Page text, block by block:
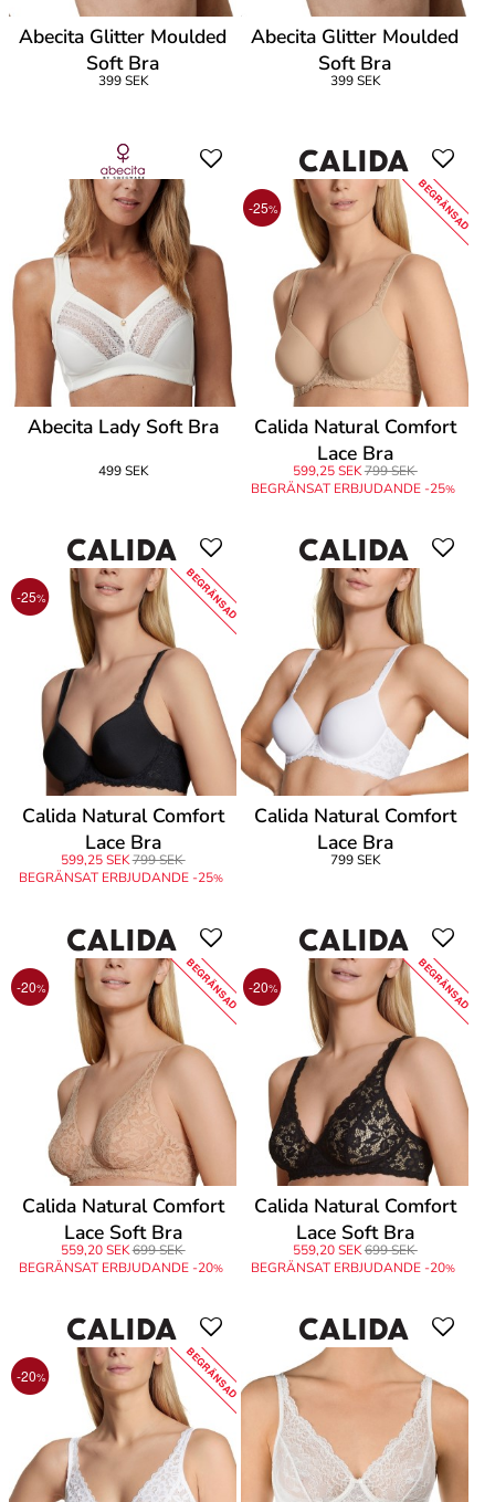
Abecita Glitter Moulded
Soft Bra
399 SEK
Abecita Glitter Moulded
Soft Bra
399 SEK
Abecita Lady Soft Bra
499 SEK
-25% BEGRÄNSAD
Calida Natural Comfort
Lace Bra
599,25 SEK799 SEK
BEGRÄNSAT ERBJUDANDE -25%
-25% BEGRÄNSAD
Calida Natural Comfort
Lace Bra
599,25 SEK799 SEK
BEGRÄNSAT ERBJUDANDE -25%
Calida Natural Comfort
Lace Bra
799 SEK
-20% BEGRÄNSAD
Calida Natural Comfort
Lace Soft Bra
559,20 SEK699 SEK
BEGRÄNSAT ERBJUDANDE -20%
-20% BEGRÄNSAD
Calida Natural Comfort
Lace Soft Bra
559,20 SEK699 SEK
BEGRÄNSAT ERBJUDANDE -20%
-20% BEGRÄNSAD